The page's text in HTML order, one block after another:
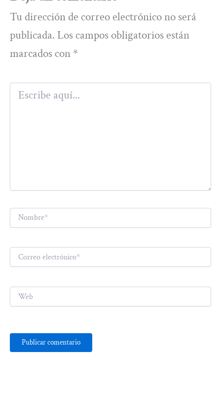
Tu dirección de correo electrónico no será
publicada. Los campos obligatorios están
marcados con *
aquí...
Nombre*
electrónico*